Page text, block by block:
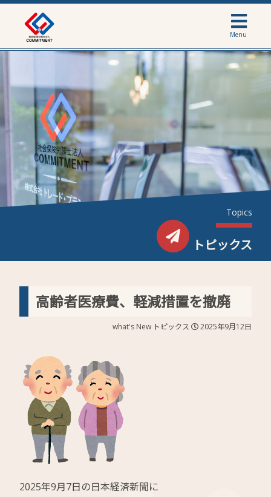
Menu
Topics
トピックス
高齢者医療費、軽減措置を撤廃
what's New トピックス 2025年9月12日
2025年9月7日の日本経済新聞に